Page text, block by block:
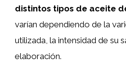
distintos tipos de aceite
varían dependiendo de la
utilizada, la intensidad de su
elaboración.